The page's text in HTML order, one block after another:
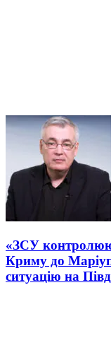
«ЗСУ
Криму до
ситуацію на